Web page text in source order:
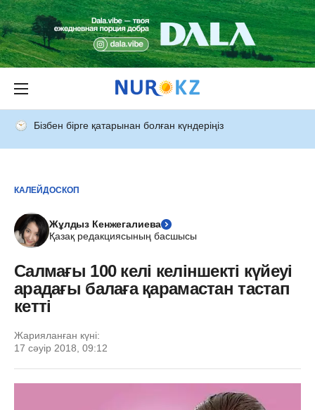
Бізбен бірге қатарынан болған күндеріңіз
КАЛЕЙДОСКОП
Жұлдыз Кенжегалиева
Қазақ редакциясының басшысы
Салмағы 100 келі келіншекті күйеуі
арадағы балаға қарамастан тастап
кетті
Жарияланған күні:
17 сәуір 2018, 09:12